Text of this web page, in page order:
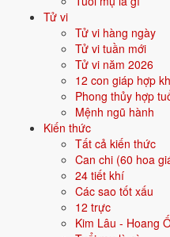
Tử vi
Tử vi hàng ngày
Tử vi tuần mới
Tử vi năm 2026
12 con giáp hợp
Phong thủy hợp
Mệnh ngũ hành
Kiến thức
Tất cả kiến thức
Can chi (60 hoa
24 tiết khí
Các sao tốt xấu
12 trực
Kim Lâu - Hoang
1/10 T2 ·Giáp Tý· 24/8 âm
T4 ·Đinh Hợi· 17/9 âm
T4 ·Bính Dần· 26/8 âm
⛔ NÊN TRÁNH
17/10 T4 ·Canh Thìn· 10/9 âm
T6 ·Mậu Thìn· 28/8 âm
T5 ·Đinh Mão· 27/8 âm
Xem ngày tốt động thổ